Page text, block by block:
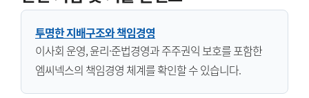
투명한 지배구조와 책임경영
이사회 운영, 윤리·준법경영과 주주권익 보호를 포함한
엠씨넥스의 책임경영 체계를 확인할 수 있습니다.